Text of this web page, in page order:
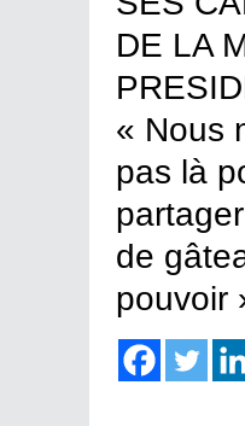
DE LA
« Nous
pas là
de
pouvoir